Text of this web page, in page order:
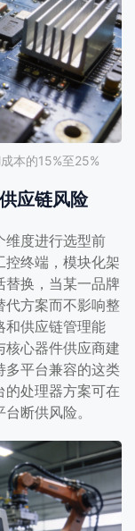
本的15%至25%
应链风险
维度进行选型前
控终端，模块化架
替换，当某一品牌
代方案而不影响整
和供应链管理能
核心器件供应商建
多平台兼容的这类
的处理器方案可在
断供风险。